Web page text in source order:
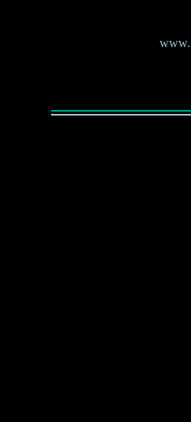
www.